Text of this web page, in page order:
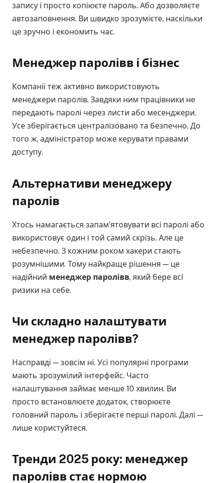
запису і просто копіюєте пароль. Або дозволяєте
автозаповнення. Ви швидко зрозумієте, наскільки
це зручно і економить час.
Менеджер паролівв і бізнес
Компанії теж активно використовують
менеджери паролів. Завдяки ним працівники не
передають паролі через листи або месенджери.
Усе зберігається централізовано та безпечно. До
того ж, адміністратор може керувати правами
доступу.
Альтернативи менеджеру
паролів
Хтось намагається запам’ятовувати всі паролі або
використовує один і той самий скрізь. Але це
небезпечно. З кожним роком хакери стають
розумнішими. Тому найкраще рішення — це
надійний менеджер паролівв, який бере всі
ризики на себе.
Чи складно налаштувати
менеджер паролівв?
Насправді — зовсім ні. Усі популярні програми
мають зрозумілий інтерфейс. Часто
налаштування займає менше 10 хвилин. Ви
просто встановлюєте додаток, створюєте
головний пароль і зберігаєте перші паролі. Далі —
лише користуйтеся.
Тренди 2025 року: менеджер
паролівв стає нормою